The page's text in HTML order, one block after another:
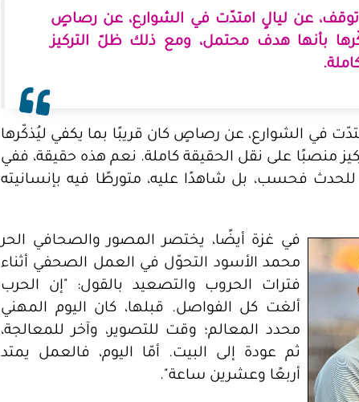
عن ليالٍ امتدّت في الشوارع، عن رصاصٍ
بأنها هدف محتمل، ومع ذلك ظلّ التركيز
في الشوارع، عن رصاصٍ كان قريبًا بما يكفي ليُذكّرها
منصبًا على نقل الحقيقة كاملة. نعم هذه حقيقة، ففي
فحسب، بل شاهدًا عليه، متورطًا فيه بإنسانيته
في غزة أيضًا، يختصر المصور والصحافي الحر
محمد الأسود التحوّل في العمل الصحفي أثناء
فترات الحروب والتصعيد بالقول: "إن الحرب
ألغت كل الفواصل. قبلها، كان اليوم المهني
محدد المعالم؛ وقت للتصوير، وآخر للمعالجة،
ثم عودة إلى البيت. أمّا اليوم، فالعمل يمتد
أربعًا وعشرين ساعة".